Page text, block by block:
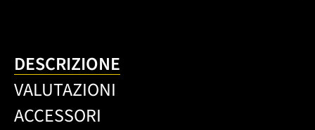
DESCRIZIONE
VALUTAZIONI
ACCESSORI